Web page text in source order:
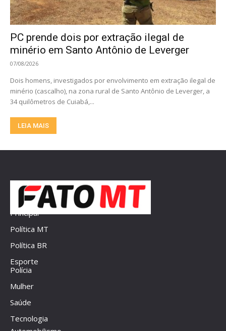
PC prende dois por extração ilegal de
minério em Santo Antônio de Leverger
07/08/2026
Dois homens, investigados por envolvimento em extração ilegal de
minério (cascalho), na zona rural de Santo Antônio de Leverger, a
34 quilômetros de Cuiabá,...
LEIA MAIS
Principal
Política MT
Política BR
Esporte
Polícia
Mulher
Saúde
Tecnologia